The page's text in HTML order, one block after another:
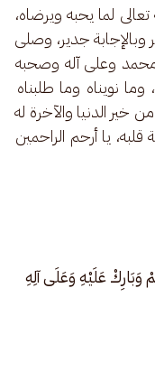
لما يحبه ويرضاه،
وبالإجابة جدير، وصلى
وعلى آله وصحبه
نويناه وما طلبناه
الدنيا والآخرة له
يا أرحم الراحمين
عَلَيْهِ وَعَلَى آلِهِ